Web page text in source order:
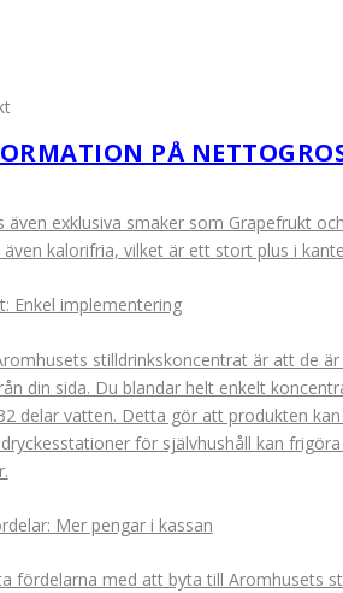
PÅ
även exklusiva smaker som Grapefrukt
kalorifria, vilket är ett stort plus i
Enkel implementering
stilldrinkskoncentrat är att de
din sida. Du blandar helt enkelt
delar vatten. Detta gör att produkten
för självhushåll kan
Mer pengar i kassan
fördelarna med att byta till Aromhusets